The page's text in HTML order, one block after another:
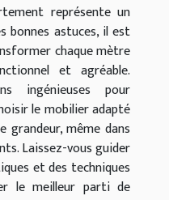
représente un
bonnes astuces, il est
chaque mètre
et agréable.
ingénieuses pour
le mobilier adapté
grandeur, même dans
Laissez-vous guider
et des techniques
le meilleur parti de